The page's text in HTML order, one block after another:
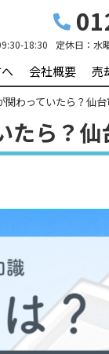
18:30 定休日： 水
会社概要 売
わっていたら？仙
たら？